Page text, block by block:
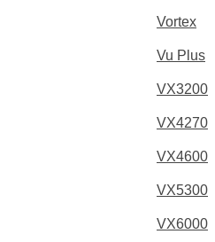
Vortex
Vu Plus
VX3200
VX4270
VX4600
VX5300
VX6000